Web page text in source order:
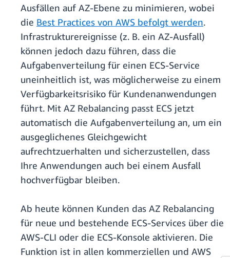
Ausfällen auf AZ-Ebene zu minimieren, wobei
die Best Practices von AWS befolgt werden.
Infrastrukturereignisse (z. B. ein AZ-Ausfall)
können jedoch dazu führen, dass die
Aufgabenverteilung für einen ECS-Service
uneinheitlich ist, was möglicherweise zu einem
Verfügbarkeitsrisiko für Kundenanwendungen
führt. Mit AZ Rebalancing passt ECS jetzt
automatisch die Aufgabenverteilung an, um ein
ausgeglichenes Gleichgewicht
aufrechtzuerhalten und sicherzustellen, dass
Ihre Anwendungen auch bei einem Ausfall
hochverfügbar bleiben.
Ab heute können Kunden das AZ Rebalancing
für neue und bestehende ECS-Services über die
AWS-CLI oder die ECS-Konsole aktivieren. Die
Funktion ist in allen kommerziellen und AWS